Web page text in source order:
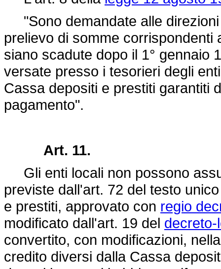
"Sono demandate alle direzioni
prelievo di somme
siano scadute dopo il 1° gennaio
versate presso i tesorieri degli
Cassa depositi e prestiti garantiti
pagamento".
Art. 11.
Gli enti locali non possono
previste dall'art. 72 del testo
e prestiti, approvato con regio
modificato dall'art. 19 del
convertito, con modificazioni,
credito diversi dalla Cassa